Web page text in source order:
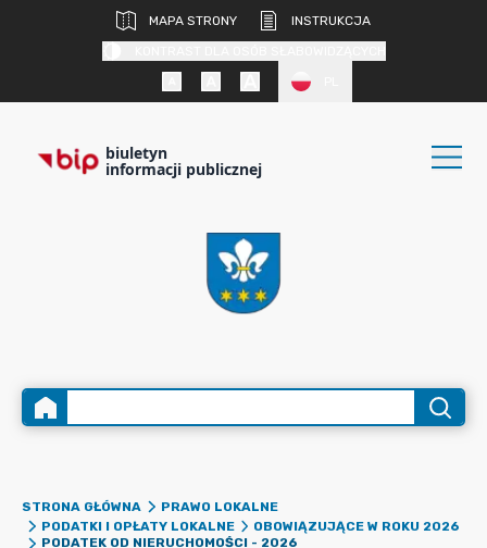
MAPA STRONY
INSTRUKCJA
biuletyn
informacji publicznej
STRONA GŁÓWNA
PRAWO LOKALNE
PODATKI I OPŁATY LOKALNE
OBOWIĄZUJĄCE W ROKU 2026
PODATEK OD NIERUCHOMOŚCI - 2026